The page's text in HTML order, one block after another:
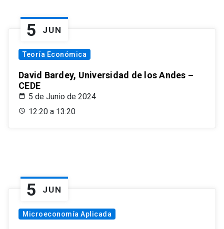
5 JUN
Teoría Económica
David Bardey, Universidad de los Andes –
CEDE
5 de Junio de 2024
12:20 a 13:20
5 JUN
Microeconomía Aplicada